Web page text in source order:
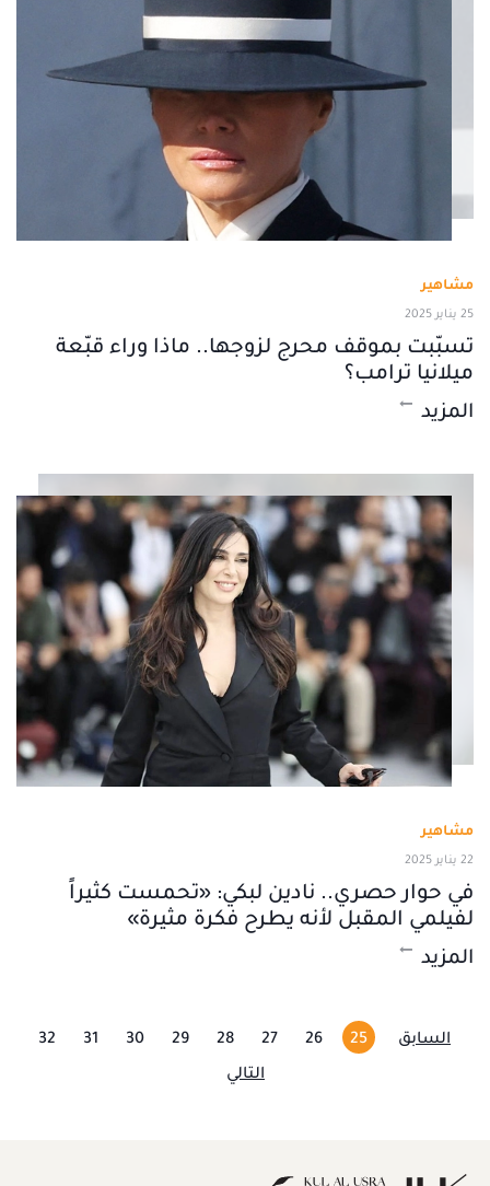
مشاهير
25 يناير 2025
تسبّبت بموقف محرج لزوجها.. ماذا وراء قبّعة
ميلانيا ترامب؟
المزيد
مشاهير
22 يناير 2025
في حوار حصري.. نادين لبكي: «تحمست كثيراً
لفيلمي المقبل لأنه يطرح فكرة مثيرة»
المزيد
السابق 25
26
27
28
29
30
31
32
التالي